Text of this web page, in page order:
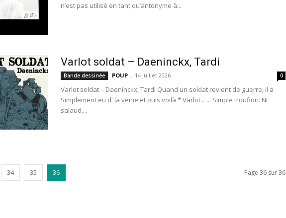
n’est pas utilisé en tant qu’antonyme à...
Varlot soldat – Daeninckx, Tardi
Bande dessinée POUP - 14 juillet 2026 0
Varlot soldat – Daeninckx, Tardi Quand un soldat revient de guerre, il a
Simplement eu d' la veine et puis voilà * Varlot... ... Simple troufion. Ni
salaud....
34 35 36 Page 36 sur 36